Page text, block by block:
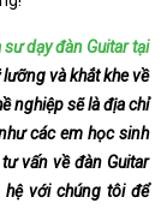
sư dạy đàn Guitar tại
và khắt khe về
nghiệp sẽ là địa chỉ
các em học sinh
vấn về đàn Guitar
với chúng tôi để